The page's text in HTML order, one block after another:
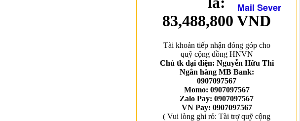
Mail Sever